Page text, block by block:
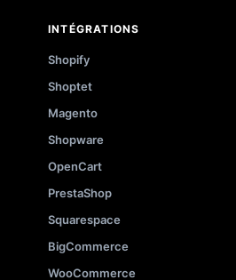
INTÉGRATIONS
Shopify
Shoptet
Magento
Shopware
OpenCart
PrestaShop
Squarespace
BigCommerce
WooCommerce